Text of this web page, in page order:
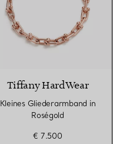
Tiffany HardWear
Kleines Gliederarmband in
Roségold
€ 7.500